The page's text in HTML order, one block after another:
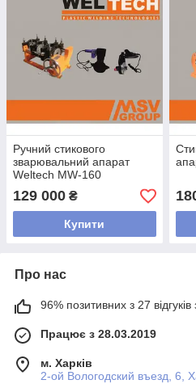
Ручний стикового
зварювальний апарат
Weltech MW-160
129 000 ₴
Купити
Про нас
96% позитивних з 27 відгуків
Працює з 28.03.2019
м. Харків
2-ой Вологодский въезд, 6,